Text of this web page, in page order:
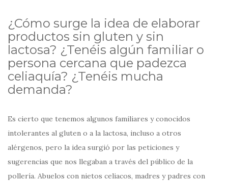
¿Cómo surge la idea de elaborar
productos sin gluten y sin
lactosa? ¿Tenéis algún familiar o
persona cercana que padezca
celiaquía? ¿Tenéis mucha
demanda?
Es cierto que tenemos algunos familiares y conocidos
intolerantes al gluten o a la lactosa, incluso a otros
alérgenos, pero la idea surgió por las peticiones y
sugerencias que nos llegaban a través del público de la
pollería. Abuelos con nietos celiacos, madres y padres con